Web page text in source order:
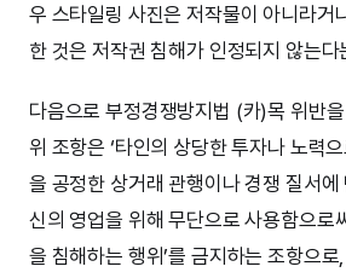
우 스타일링 사진은 저작물이 아니라거
한 것은 저작권 침해가 인정되지 않는
다음으로 부정경쟁방지법 (카)목 위반
위 조항은 ‘타인의 상당한 투자나 노력
을 공정한 상거래 관행이나 경쟁 질서
신의 영업을 위해 무단으로 사용함으로
을 침해하는 행위’를 금지하는 조항으